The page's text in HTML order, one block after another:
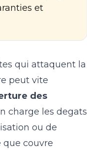
et
qui attaquent la
peut vite
des
charge les degats
ou de
que couvre